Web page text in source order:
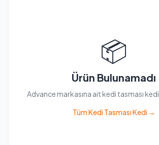
📦
Ürün Bulunamadı
Advance markasına ait kedi tasması
Tüm Kedi Tasması Kedi →